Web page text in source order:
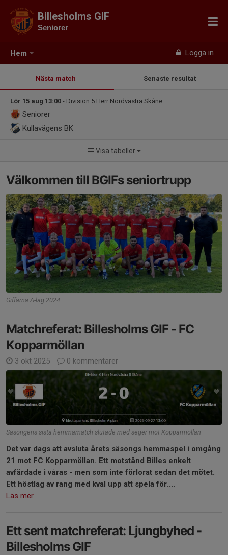
Hem Logga in
Billesholms GIF
Seniorer
Nästa match Senaste resultat
Lör 15 aug 13:00 - Division 5 Herr Nordvästra Skåne
Seniorer
Kullavägens BK
Visa tabeller
Välkommen till BGIFs seniortrupp
Giffarna A-lag 2024
Matchreferat: Billesholms GIF - FC
Kopparmöllan
3 okt 2025 0 kommentarer
Säsongens sista hemmamatch slutade med seger mot Kopparmöllan
Det var dags att avsluta årets säsongs hemmaspel i omgång
21 mot FC Kopparmöllan. Ett motstånd Billes enkelt
avfärdade i våras - men som inte förlorat sedan det mötet.
Ett höstlag av rang med kval upp att spela för....
Läs mer
Ett sent matchreferat: Ljungbyhed -
Billesholms GIF